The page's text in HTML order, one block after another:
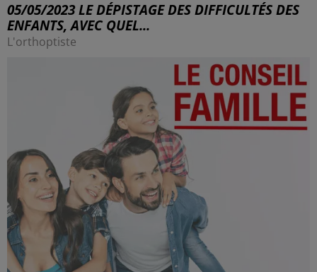
05/05/2023 LE DÉPISTAGE DES DIFFICULTÉS DES
ENFANTS, AVEC QUEL...
L'orthoptiste